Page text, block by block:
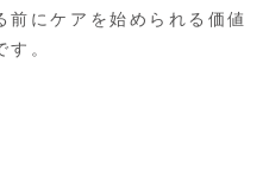
前にケアを始められる価値
。